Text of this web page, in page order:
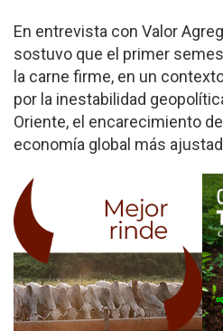
En entrevista con Valor
sostuvo que el primer
la carne firme, en un
por la inestabilidad
Oriente, el encarecimiento
economía global más